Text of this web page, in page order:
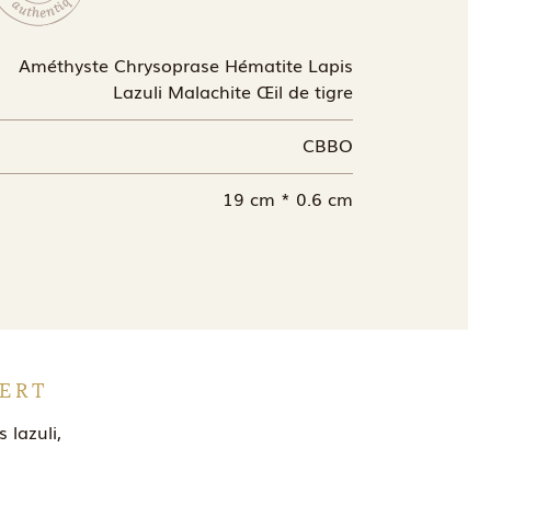
Améthyste Chrysoprase Hématite Lapis
Lazuli Malachite Œil de tigre
CBBO
19 cm * 0.6 cm
lazuli,